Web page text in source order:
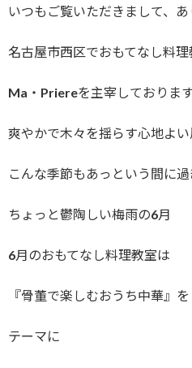
いつもご覧いただきまして、あ
名古屋市西区でおもてなし料理
Ma・Priereを主宰しております
爽やかで木々を揺らす心地よ
こんな季節もあっという間に過
ちょっと鬱陶しい梅雨の6月
6月のおもてなし料理教室は
『骨董で楽しむおうち中華』を
テーマに